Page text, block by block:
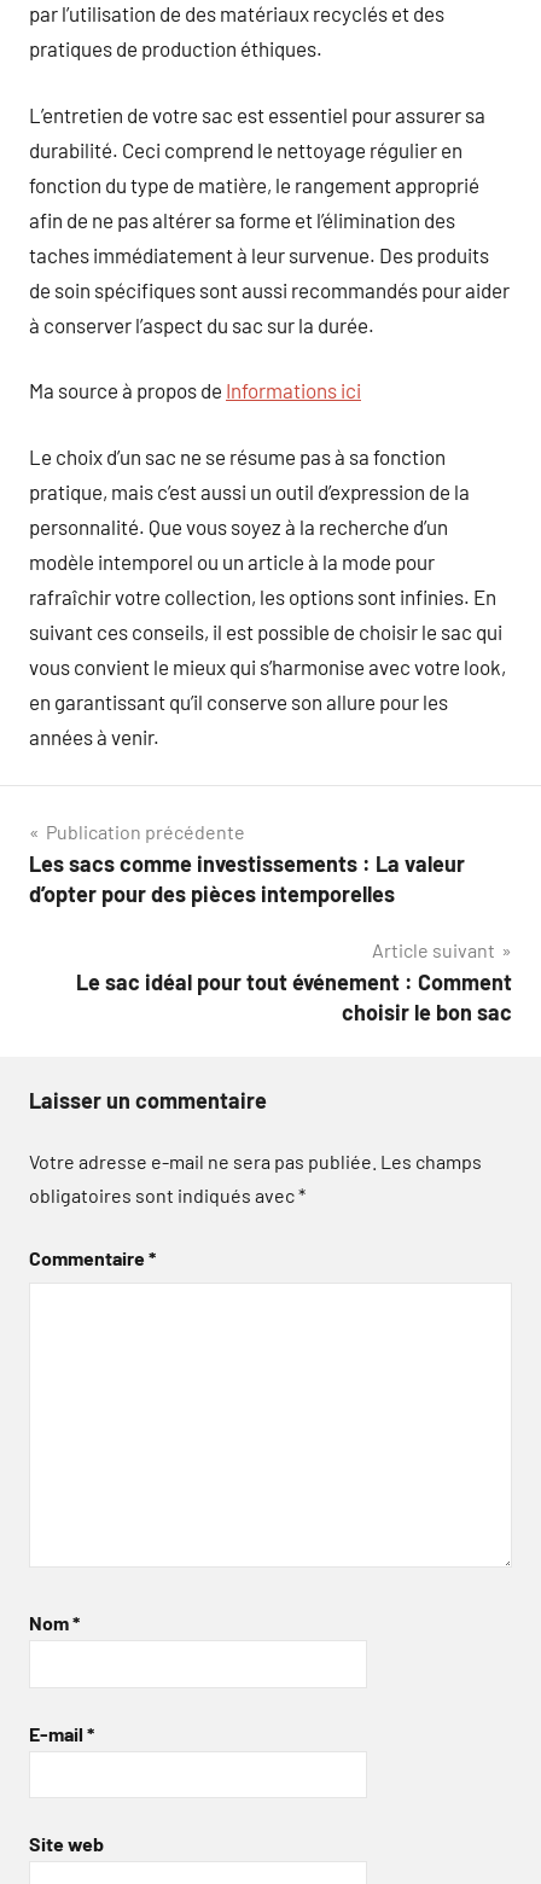
par l’utilisation de des matériaux recyclés et des
pratiques de production éthiques.
L’entretien de votre sac est essentiel pour assurer sa
durabilité. Ceci comprend le nettoyage régulier en
fonction du type de matière, le rangement approprié
afin de ne pas altérer sa forme et l’élimination des
taches immédiatement à leur survenue. Des produits
de soin spécifiques sont aussi recommandés pour aider
à conserver l’aspect du sac sur la durée.
Ma source à propos de Informations ici
Le choix d’un sac ne se résume pas à sa fonction
pratique, mais c’est aussi un outil d’expression de la
personnalité. Que vous soyez à la recherche d’un
modèle intemporel ou un article à la mode pour
rafraîchir votre collection, les options sont infinies. En
suivant ces conseils, il est possible de choisir le sac qui
vous convient le mieux qui s’harmonise avec votre look,
en garantissant qu’il conserve son allure pour les
années à venir.
Navigation
de
Publication précédente
Les sacs comme investissements : La valeur
d’opter pour des pièces intemporelles
Article suivant
Le sac idéal pour tout événement : Comment
choisir le bon sac
Laisser un commentaire
Votre adresse e-mail ne sera pas publiée. Les champs
obligatoires sont indiqués avec*
Commentaire*
Nom*
E-mail *
Site web